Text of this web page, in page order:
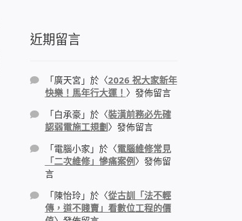
近期留言
「廣天宮 」於〈2026 祝大家新年
快樂！馬年行大運！ 〉發佈留言
「白承豪 」於〈裝潢前務必先確
認弱電施工規劃〉發佈留言
「電腦小家 」於〈電腦維修常見
「二次維修」慘痛案例〉發佈留
言
「陳怡玲」於〈從古訓「法不輕
傳，道不賤賣」看數位工程的價